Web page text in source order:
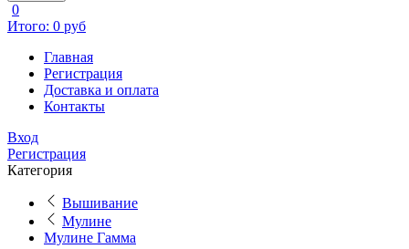
0
Итого: 0 руб
Главная
Регистрация
Доставка и оплата
Контакты
Вход
Регистрация
Категория
Вышивание
Мулине
Мулине Гамма